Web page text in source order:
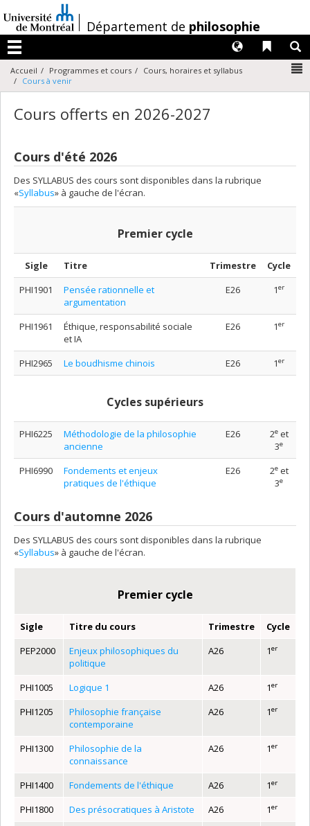
au
contenu
/Département de philosophie
Menu
Liens
Langues
Accueil Programmes et cours
Cours, horaires et syllabus
Cours à venir
Cours offerts en 2026-2027
Cours d'été 2026
Des SYLLABUS des cours sont disponibles dans la rubrique
«Syllabus» à gauche de l'écran.
Premier cycle
Sigle Titre Trimestre
Cycle
PHI1901
Pensée rationnelle et
argumentation
E26 1er
PHI1961
Éthique, responsabilité sociale
et IA
E26 1er
PHI2965 Le boudhisme chinois E26 1er
Cycles supérieurs
PHI6225
Méthodologie de la philosophie
ancienne
E26 2eet
3e
PHI6990
Fondements et enjeux
pratiques de l'éthique
E26 2eet
3e
Cours d'automne 2026
Des SYLLABUS des cours sont disponibles dans la rubrique
«Syllabus» à gauche de l'écran.
Premier cycle
Sigle Titre du cours Trimestre
Cycle
PEP2000
Enjeux philosophiques du
politique
A26 1er
PHI1005 Logique 1 A26 1er
PHI1205
Philosophie française
contemporaine
A26 1er
PHI1300
Philosophie de la
connaissance
A26 1er
PHI1400 Fondements de l'éthique A26 1er
PHI1800 Des présocratiques à Aristote A26 1er